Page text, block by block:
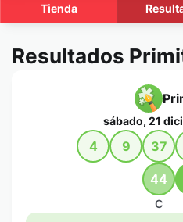
Tienda
Resultados
sábado, 21
4 9 37
44
C